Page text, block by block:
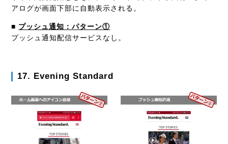
アログが画面下部に自動表示される。
■ プッシュ通知：パターン①
プッシュ通知配信サービスなし。
17. Evening Standard